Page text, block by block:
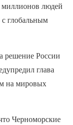
людей
с глобальным
решение России
глава
на мировых
Черноморские